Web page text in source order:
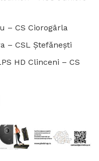
– CS Ciorogârla
– CSL Ștefănești
HD Clinceni – CS